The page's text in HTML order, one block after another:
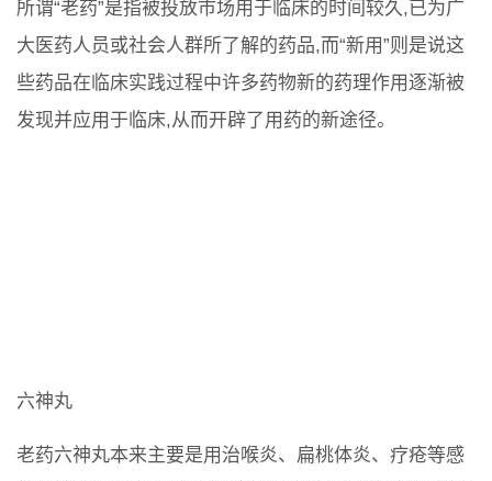
所谓“老药”是指被投放市场用于临床的时间较久,已为广
大医药人员或社会人群所了解的药品,而“新用”则是说这
些药品在临床实践过程中许多药物新的药理作用逐渐被
发现并应用于临床,从而开辟了用药的新途径。
六神丸
老药六神丸本来主要是用治喉炎、扁桃体炎、疗疮等感